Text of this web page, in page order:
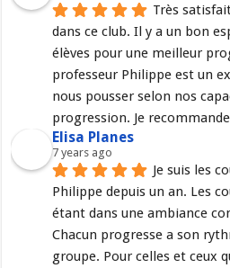
Très
dans ce club. Il y a un bon
élèves pour une meilleur
professeur Philippe est un
nous pousser selon nos
progression. Je
Elisa Planes
7 years ago
Je suis les
Philippe depuis un an. Les
étant dans une ambiance
Chacun progresse a son
groupe. Pour celles et ceux